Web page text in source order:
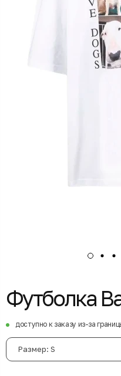
Футболка
доступно к заказу из-за
Размер: S